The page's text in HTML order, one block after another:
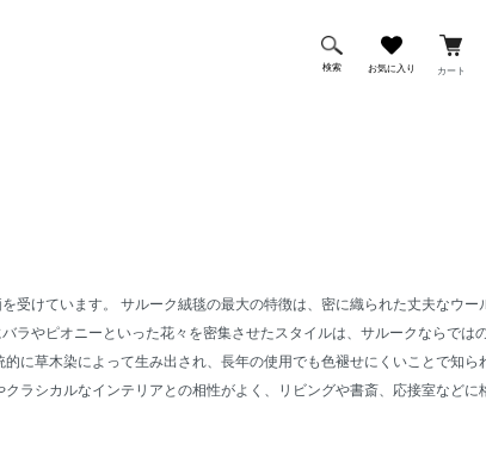
検索 お気に入り カート
受けています。 サルーク絨毯の最大の特徴は、密に織られた丈夫なウー
ラやピオニーといった花々を密集させたスタイルは、サルークならでは
に草木染によって生み出され、長年の使用でも色褪せにくいことで知ら
ラシカルなインテリアとの相性がよく、リビングや書斎、応接室などに